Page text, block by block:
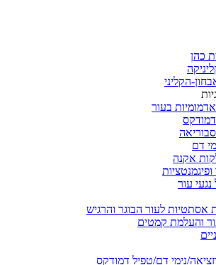
כהן
הקליני
בעור
דם
אקנה
עור
אסתטיות לעור הבוגר והרגיש
והעלמת קמטים
נימי דם/טפיל דמודקס